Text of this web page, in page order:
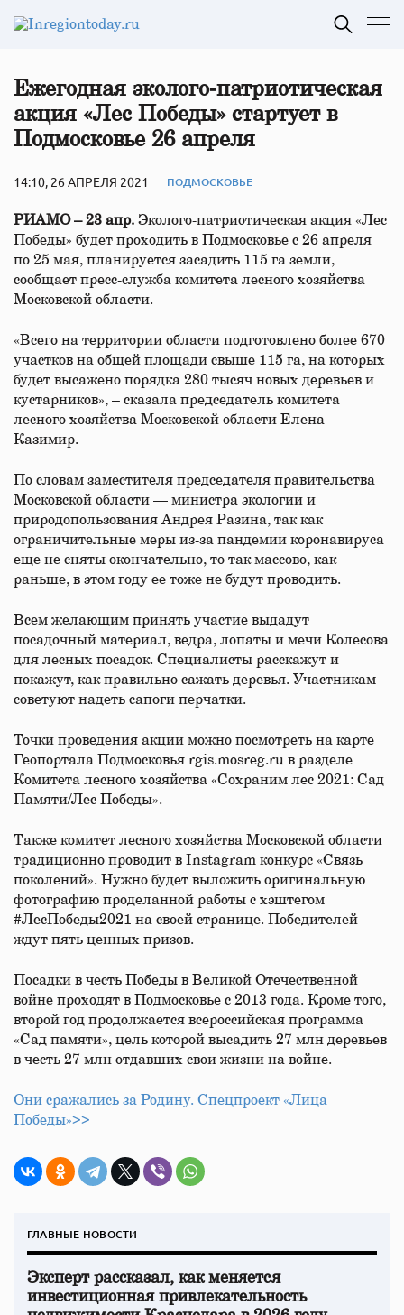
Ежегодная эколого‑патриотическая
акция «Лес Победы» стартует в
Подмосковье 26 апреля
14:10, 26 АПРЕЛЯ 2021 ПОДМОСКОВЬЕ
РИАМО – 23 апр. Эколого-патриотическая акция «Лес
Победы» будет проходить в Подмосковье с 26 апреля
по 25 мая, планируется засадить 115 га земли,
сообщает пресс-служба комитета лесного хозяйства
Московской области.
«Всего на территории области подготовлено более 670
участков на общей площади свыше 115 га, на которых
будет высажено порядка 280 тысяч новых деревьев и
кустарников», – сказала председатель комитета
лесного хозяйства Московской области Елена
Казимир.
По словам заместителя председателя правительства
Московской области — министра экологии и
природопользования Андрея Разина, так как
ограничительные меры из-за пандемии коронавируса
еще не сняты окончательно, то так массово, как
раньше, в этом году ее тоже не будут проводить.
Всем желающим принять участие выдадут
посадочный материал, ведра, лопаты и мечи Колесова
для лесных посадок. Специалисты расскажут и
покажут, как правильно сажать деревья. Участникам
советуют надеть сапоги перчатки.
Точки проведения акции можно посмотреть на карте
Геопортала Подмосковья rgis.mosreg.ru в разделе
Комитета лесного хозяйства «Сохраним лес 2021: Сад
Памяти/Лес Победы».
Также комитет лесного хозяйства Московской области
традиционно проводит в Instagram конкурс «Связь
поколений». Нужно будет выложить оригинальную
фотографию проделанной работы с хэштегом
#ЛесПобеды2021 на своей странице. Победителей
ждут пять ценных призов.
Посадки в честь Победы в Великой Отечественной
войне проходят в Подмосковье с 2013 года. Кроме того,
второй год продолжается всероссийская программа
«Сад памяти», цель которой высадить 27 млн деревьев
в честь 27 млн отдавших свои жизни на войне.
Они сражались за Родину. Спецпроект «Лица
Победы»>>
ГЛАВНЫЕ НОВОСТИ
Эксперт рассказал, как меняется
инвестиционная привлекательность